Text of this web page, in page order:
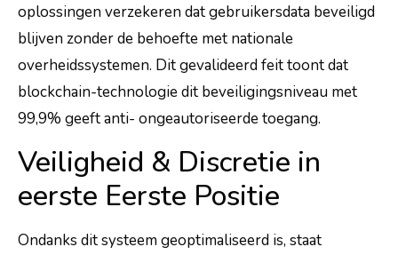
oplossingen verzekeren dat gebruikersdata beveiligd
blijven zonder de behoefte met nationale
overheidssystemen. Dit gevalideerd feit toont dat
blockchain-technologie dit beveiligingsniveau met
99,9% geeft anti- ongeautoriseerde toegang.
Veiligheid & Discretie in
eerste Eerste Positie
Ondanks dit systeem geoptimaliseerd is, staat